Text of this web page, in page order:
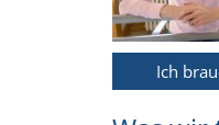
Ich